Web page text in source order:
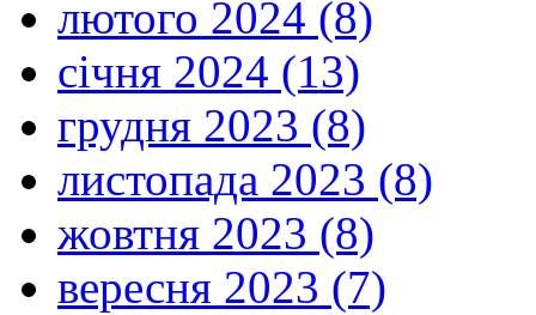
лютого 2024 (8)
січня 2024 (13)
грудня 2023 (8)
листопада 2023 (8)
жовтня 2023 (8)
вересня 2023 (7)